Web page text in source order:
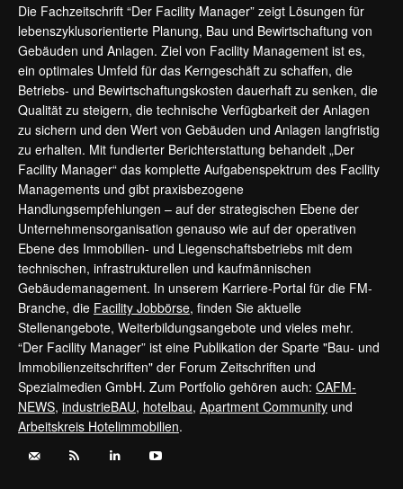
Die Fachzeitschrift “Der Facility Manager” zeigt Lösungen für
lebenszyklusorientierte Planung, Bau und Bewirtschaftung von
Gebäuden und Anlagen. Ziel von Facility Management ist es,
ein optimales Umfeld für das Kerngeschäft zu schaffen, die
Betriebs- und Bewirtschaftungskosten dauerhaft zu senken, die
Qualität zu steigern, die technische Verfügbarkeit der Anlagen
zu sichern und den Wert von Gebäuden und Anlagen langfristig
zu erhalten. Mit fundierter Berichterstattung behandelt „Der
Facility Manager“ das komplette Aufgabenspektrum des Facility
Managements und gibt praxisbezogene
Handlungsempfehlungen – auf der strategischen Ebene der
Unternehmensorganisation genauso wie auf der operativen
Ebene des Immobilien- und Liegenschaftsbetriebs mit dem
technischen, infrastrukturellen und kaufmännischen
Gebäudemanagement. In unserem Karriere-Portal für die FM-
Branche, die Facility Jobbörse, finden Sie aktuelle
Stellenangebote, Weiterbildungsangebote und vieles mehr.
“Der Facility Manager” ist eine Publikation der Sparte "Bau- und
Immobilienzeitschriften" der Forum Zeitschriften und
Spezialmedien GmbH. Zum Portfolio gehören auch: CAFM-
NEWS, industrieBAU, hotelbau, Apartment Community und
Arbeitskreis Hotelimmobilien.